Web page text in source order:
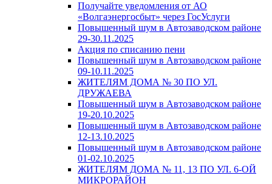
Получайте уведомления от АО
«Волгаэнергосбыт» через ГосУслуги
Повышенный шум в Автозаводском районе
29-30.11.2025
Акция по списанию пени
Повышенный шум в Автозаводском районе
09-10.11.2025
ЖИТЕЛЯМ ДОМА № 30 ПО УЛ.
ДРУЖАЕВА
Повышенный шум в Автозаводском районе
19-20.10.2025
Повышенный шум в Автозаводском районе
12-13.10.2025
Повышенный шум в Автозаводском районе
01-02.10.2025
ЖИТЕЛЯМ ДОМА № 11, 13 ПО УЛ. 6-ОЙ
МИКРОРАЙОН